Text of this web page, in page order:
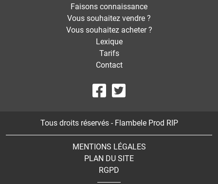
Faisons connaissance
Vous souhaitez vendre ?
Vous souhaitez acheter ?
Lexique
Tarifs
Contact
Tous droits réservés - Flambele Prod RIP
MENTIONS LÉGALES
PLAN DU SITE
RGPD